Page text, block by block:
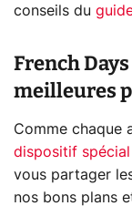
conseils du
French
meilleures
Comme chaque
dispositif
vous partager
nos bons plans